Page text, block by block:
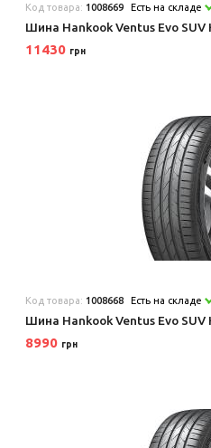
Код товара: 1008669 Есть на складе
Шина Hankook Ventus Evo SUV
11430 грн
Код товара: 1008668 Есть на складе
Шина Hankook Ventus Evo SUV
8990 грн